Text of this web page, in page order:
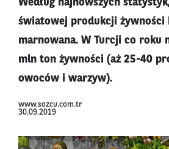
Według najnowszych
światowej produkcji żywności
marnowana. W Turcji co roku
mln ton żywności (aż 25-40
owoców i warzyw).
www.sozcu.com.tr
30.09.2019